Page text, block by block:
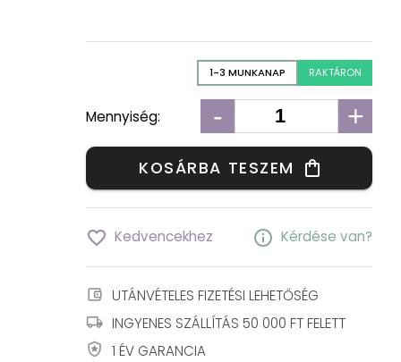
1-3 MUNKANAP RAKTÁRON
Mennyiség: - +
KOSÁRBA TESZEM shopping_bag
favorite_border Kedvencekhez info Kérdése van?
account_balance_wallet UTÁNVÉTELES FIZETÉSI LEHETŐSÉG
local_shipping INGYENES SZÁLLÍTÁS 50 000 FT FELETT
local_police 1 ÉV GARANCIA